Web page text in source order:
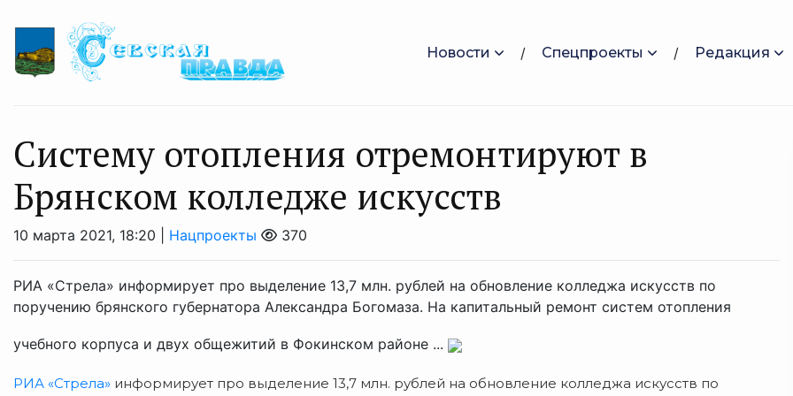
Новости Спецпроекты Редакция
Систему отопления отремонтируют в
Брянском колледже искусств
10 марта 2021, 18:20 | Нацпроекты 370
РИА «Стрела» информирует про выделение 13,7 млн. рублей на обновление колледжа искусств по
поручению брянского губернатора Александра Богомаза. На капитальный ремонт систем отопления
учебного корпуса и двух общежитий в Фокинском районе ...
РИА «Стрела» информирует про выделение 13,7 млн. рублей на обновление колледжа искусств по